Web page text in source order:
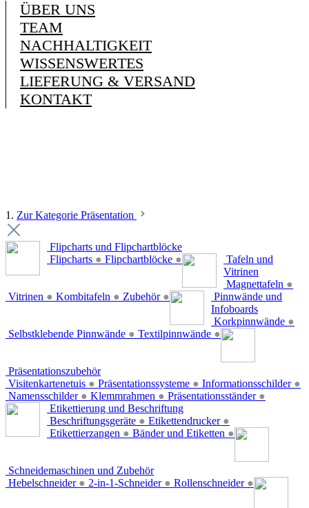
ÜBER UNS
TEAM
NACHHALTIGKEIT
WISSENSWERTES
LIEFERUNG & VERSAND
KONTAKT
1. Zur Kategorie Präsentation
Flipcharts und Flipchartblöcke
Flipcharts ● Flipchartblöcke ●
Tafeln und
Vitrinen
Magnettafeln ●
Vitrinen ● Kombitafeln ● Zubehör ●
Pinnwände und
Infoboards
Korkpinnwände ●
Selbstklebende Pinnwände ● Textilpinnwände ●
Präsentationszubehör
Visitenkartenetuis ● Präsentationssysteme ● Informationsschilder ●
Namensschilder ● Klemmrahmen ● Präsentationsständer ●
Etikettierung und Beschriftung
Beschriftungsgeräte ● Etikettendrucker ●
Etikettierzangen ● Bänder und Etiketten ●
Schneidemaschinen und Zubehör
Hebelschneider ● 2-in-1-Schneider ● Rollenschneider ●